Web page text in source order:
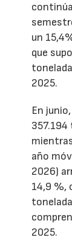
un
que
2025.
En
357.194
año
2026)
14,9 %,
2025.